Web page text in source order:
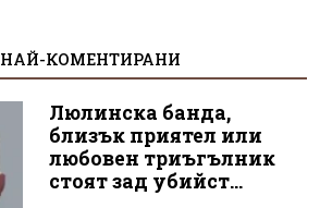
НАЙ-КОМЕНТИРАНИ
Люлинска банда,
близък приятел или
любовен триъгълник
стоят зад убийст...